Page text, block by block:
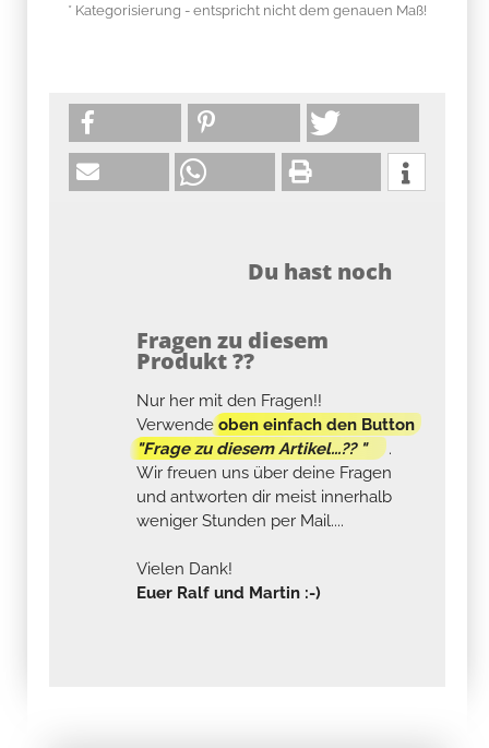
* Kategorisierung - entspricht nicht dem genauen Maß!
Du hast noch
Fragen zu diesem
Produkt ??
Nur her mit den Fragen!!
Verwendeoben einfach den Button
"Frage zu diesem Artikel...?? "
.
Wir freuen uns über deine Fragen
und antworten dir meist innerhalb
weniger Stunden per Mail....
Vielen Dank!
Euer Ralf und Martin :-)